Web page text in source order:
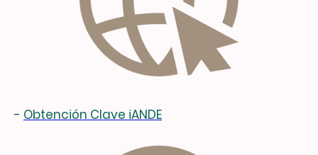
- Obtención Clave iANDE